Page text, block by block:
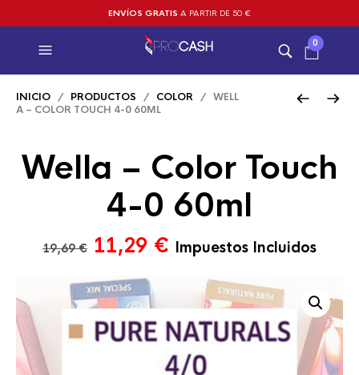
ENVÍOS GRATIS A PARTIR DE 50 €
0
INICIO / PRODUCTOS / COLOR / WELL
A – COLOR TOUCH 4-0 60ML
Wella – Color Touch
4-0 60ml
19,69€ El
original
era:
19,69 €.
11,29 € El
precio
actual
es:
11,29 €.
Impuestos Incluidos